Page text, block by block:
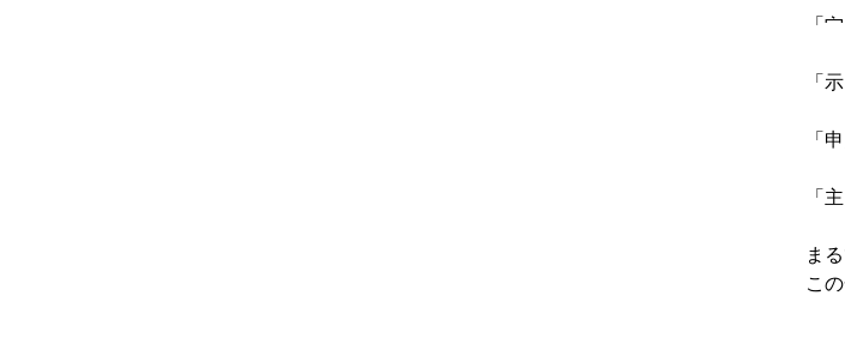
「
「
「
「
ま
こ